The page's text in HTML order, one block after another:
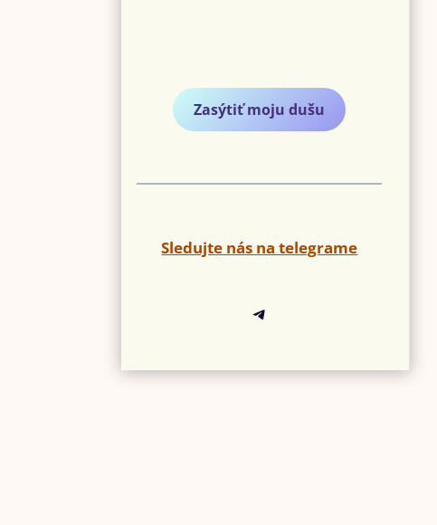
Zasýtiť moju dušu
Sledujte nás na telegrame
Telegram